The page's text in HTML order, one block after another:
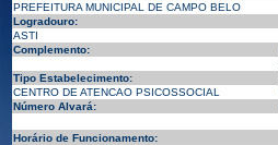
PREFEITURA MUNICIPAL DE CAMPO BELO
Logradouro:
ASTI
Complemento:
Tipo Estabelecimento:
CENTRO DE ATENCAO PSICOSSOCIAL
Número Alvará:
Horário de Funcionamento: